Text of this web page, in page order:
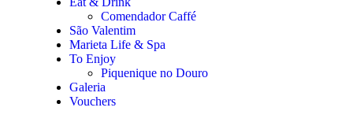
Comendador Caffé
São Valentim
Marieta Life & Spa
To Enjoy
Piquenique no Douro
Galeria
Vouchers